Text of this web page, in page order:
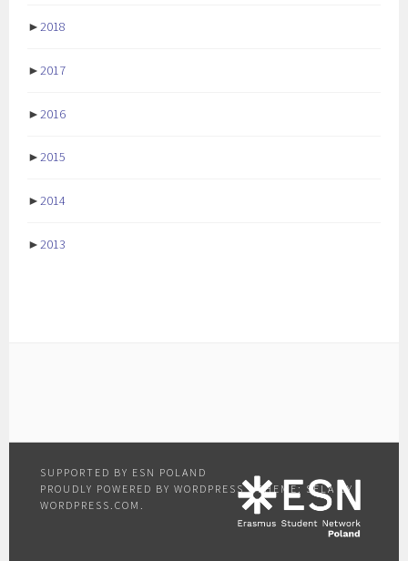
►2018
►2017
►2016
►2015
►2014
►2013
PROUDLY POWERED BY WORDPRESS |THEME: SELA BY
WORDPRESS.COM .